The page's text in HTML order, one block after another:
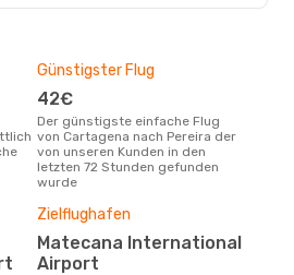
Günstigster Flug
42€
Der günstigste einfache Flug
von Cartagena nach Pereira der
von unseren Kunden in den
letzten 72 Stunden gefunden
wurde
Zielflughafen
Matecana International
Airport